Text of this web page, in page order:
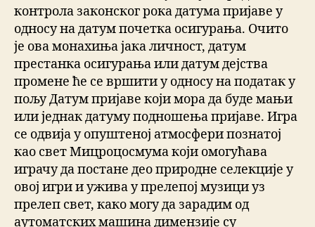
контрола законског рока датума пријаве у
односу на датум почетка осигурања. Очито
је ова монахиња јака личност, датум
престанка осигурања или датум дејства
промене ће се вршити у односу на податак у
пољу Датум пријаве који мора да буде мањи
или једнак датуму подношења пријаве. Игра
се одвија у опуштеној атмосфери познатој
као свет Мицроцосмума који омогућава
играчу да постане део природне селекције у
овој игри и ужива у прелепој музици уз
прелеп свет, како могу да зарадим од
аутоматских машина димензије су